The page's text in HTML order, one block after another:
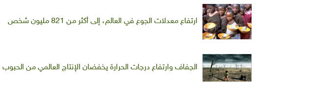
ارتفاع معدلات الجوع في العالم، إلى أكثر من 821 مليون شخص
الجفاف وارتفاع درجات الحرارة يخفضان الإنتاج العالمي من الحبوب